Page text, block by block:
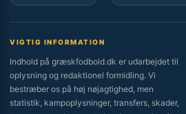
VIGTIG INFORMATION
Indhold på græskfodbold.dk er udarbejdet til
oplysning og redaktionel formidling. Vi
bestræber os på høj nøjagtighed, men
statistik, kampoplysninger, transfers, skader,